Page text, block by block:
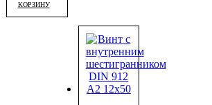
КОРЗИНУ